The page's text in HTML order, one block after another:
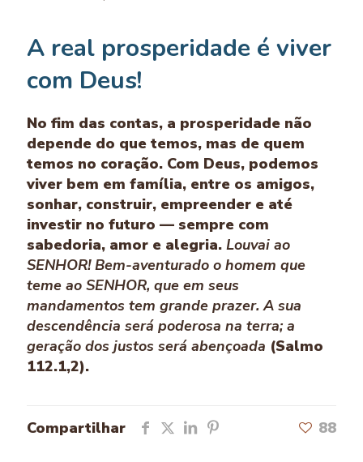
A real prosperidade é viver
com Deus!
No fim das contas, a prosperidade não
depende do que temos, mas de quem
temos no coração. Com Deus, podemos
viver bem em família, entre os amigos,
sonhar, construir, empreender e até
investir no futuro — sempre com
sabedoria, amor e alegria. Louvai ao
SENHOR! Bem-aventurado o homem que
teme ao SENHOR, que em seus
mandamentos tem grande prazer. A sua
descendência será poderosa na terra; a
geração dos justos será abençoada (Salmo
112.1,2).
Compartilhar 88